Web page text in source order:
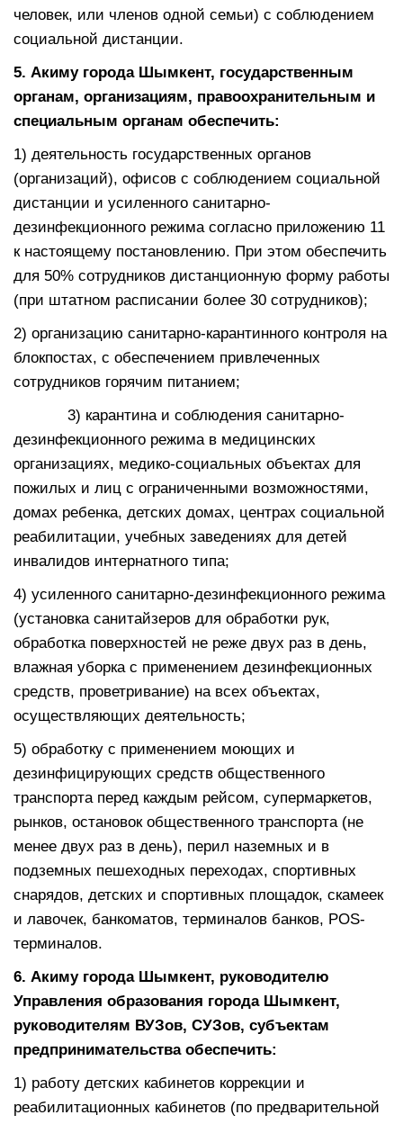
человек, или членов одной семьи) с соблюдением
социальной дистанции.
5. Акиму города Шымкент, государственным
органам, организациям, правоохранительным и
специальным органам обеспечить:
1) деятельность государственных органов
(организаций), офисов с соблюдением социальной
дистанции и усиленного санитарно-
дезинфекционного режима согласно приложению 11
к настоящему постановлению. При этом обеспечить
для 50% сотрудников дистанционную форму работы
(при штатном расписании более 30 сотрудников);
2) организацию санитарно-карантинного контроля на
блокпостах, с обеспечением привлеченных
сотрудников горячим питанием;
3) карантина и соблюдения санитарно-
дезинфекционного режима в медицинских
организациях, медико-социальных объектах для
пожилых и лиц с ограниченными возможностями,
домах ребенка, детских домах, центрах социальной
реабилитации, учебных заведениях для детей
инвалидов интернатного типа;
4) усиленного санитарно-дезинфекционного режима
(установка санитайзеров для обработки рук,
обработка поверхностей не реже двух раз в день,
влажная уборка с применением дезинфекционных
средств, проветривание) на всех объектах,
осуществляющих деятельность;
5) обработку с применением моющих и
дезинфицирующих средств общественного
транспорта перед каждым рейсом, супермаркетов,
рынков, остановок общественного транспорта (не
менее двух раз в день), перил наземных и в
подземных пешеходных переходах, спортивных
снарядов, детских и спортивных площадок, скамеек
и лавочек, банкоматов, терминалов банков, POS-
терминалов.
6. Акиму города Шымкент, руководителю
Управления образования города Шымкент,
руководителям ВУЗов, СУЗов, субъектам
предпринимательства обеспечить:
1) работу детских кабинетов коррекции и
реабилитационных кабинетов (по предварительной